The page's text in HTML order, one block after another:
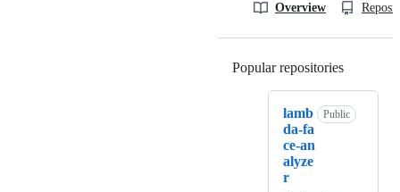
Overview
Popular repositories
lamb
da-fa
ce-an
alyze
r
Public